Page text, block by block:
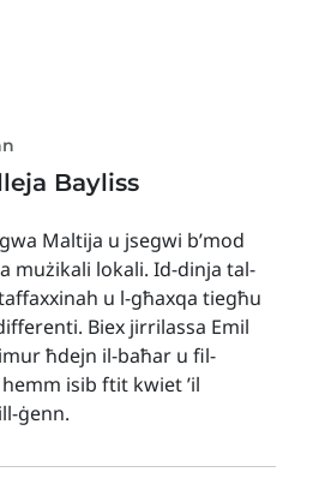
Bayliss
Maltija u jsegwi b’mod
mużikali lokali. Id-dinja tal-
u l-għaxqa tiegħu
Biex jirrilassa Emil
ħdejn il-baħar u fil-
isib ftit kwiet ’il
ġenn.